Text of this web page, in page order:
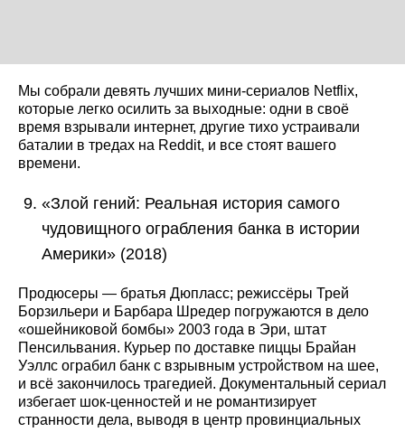
Мы собрали девять лучших мини-сериалов Netflix,
которые легко осилить за выходные: одни в своё
время взрывали интернет, другие тихо устраивали
баталии в тредах на Reddit, и все стоят вашего
времени.
«Злой гений: Реальная история самого
чудовищного ограбления банка в истории
Америки» (2018)
Продюсеры — братья Дюпласс; режиссёры Трей
Борзильери и Барбара Шредер погружаются в дело
«ошейниковой бомбы» 2003 года в Эри, штат
Пенсильвания. Курьер по доставке пиццы Брайан
Уэллс ограбил банк с взрывным устройством на шее,
и всё закончилось трагедией. Документальный сериал
избегает шок-ценностей и не романтизирует
странности дела, выводя в центр провинциальных